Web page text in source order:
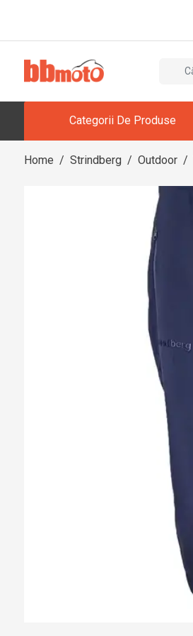
Categorii De Produse
Home / Strindberg / Outdoor /